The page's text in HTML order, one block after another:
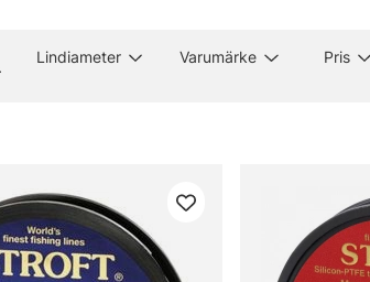
Så brukar det vara på isen.
pimpellinor
Lindiameter Varumärke Pris